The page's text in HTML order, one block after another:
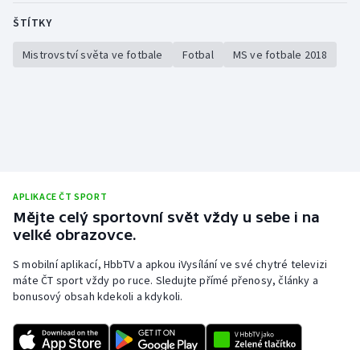
ŠTÍTKY
Mistrovství světa ve fotbale Fotbal MS ve fotbale 2018
APLIKACE ČT SPORT
Mějte celý sportovní svět vždy u sebe i na
velké obrazovce.
S mobilní aplikací, HbbTV a apkou iVysílání ve své chytré televizi
máte ČT sport vždy po ruce. Sledujte přímé přenosy, články a
bonusový obsah kdekoli a kdykoli.